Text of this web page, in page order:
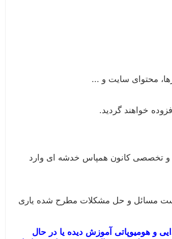
محتوای سایت و ...
خواهند گردید.
و تخصصی کانون همپاس خدشه ای وارد
درست مسائل و حل مشکلات مطرح شده یاری
و هومیوپاتی آموزش دیده یا در حال